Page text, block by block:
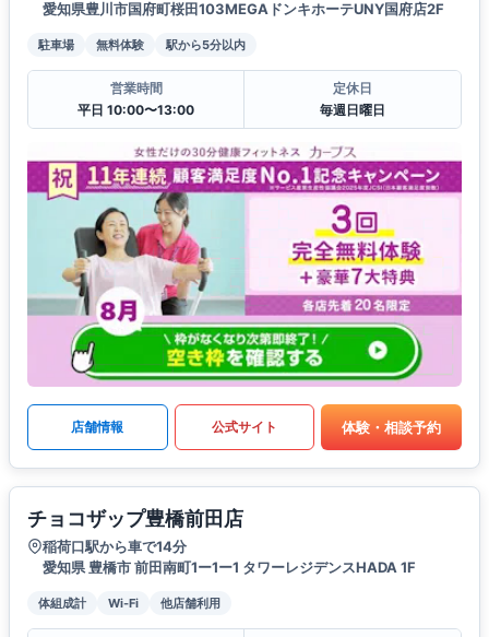
愛知県豊川市国府町桜田103MEGAドンキホーテUNY国府店2F
駐車場 無料体験 駅から5分以内
営業時間
平日 10:00〜13:00
定休日
毎週日曜日
店舗情報 公式サイト 体験・相談予約
チョコザップ豊橋前田店
稲荷口駅から車で14分
愛知県 豊橋市 前田南町1ー1ー1 タワーレジデンスHADA 1F
体組成計 Wi-Fi 他店舗利用